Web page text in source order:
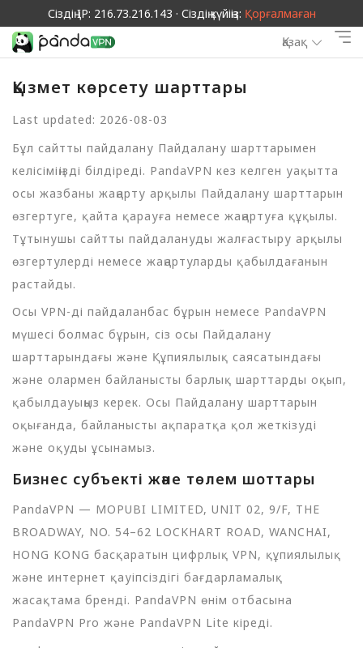
Сіздің IP: 216.73.216.143 · Сіздің күйіңіз: Қорғалмаған
Қазақ
Қызмет көрсету шарттары
Last updated: 2026-08-03
Бұл сайтты пайдалану Пайдалану шарттарымен
келісіміңізді білдіреді. PandaVPN кез келген уақытта
осы жазбаны жаңарту арқылы Пайдалану шарттарын
өзгертуге, қайта қарауға немесе жаңартуға құқылы.
Тұтынушы сайтты пайдалануды жалғастыру арқылы
өзгертулерді немесе жаңартуларды қабылдағанын
растайды.
Осы VPN-ді пайдаланбас бұрын немесе PandaVPN
мүшесі болмас бұрын, сіз осы Пайдалану
шарттарындағы және Құпиялылық саясатындағы
және олармен байланысты барлық шарттарды оқып,
қабылдауыңыз керек. Осы Пайдалану шарттарын
оқығанда, байланысты ақпаратқа қол жеткізуді
және оқуды ұсынамыз.
Бизнес субъекті және төлем шоттары
PandaVPN — MOPUBI LIMITED, UNIT 02, 9/F, THE
BROADWAY, NO. 54–62 LOCKHART ROAD, WANCHAI,
HONG KONG басқаратын цифрлық VPN, құпиялылық
және интернет қауіпсіздігі бағдарламалық
жасақтама бренді. PandaVPN өнім отбасына
PandaVPN Pro және PandaVPN Lite кіреді.